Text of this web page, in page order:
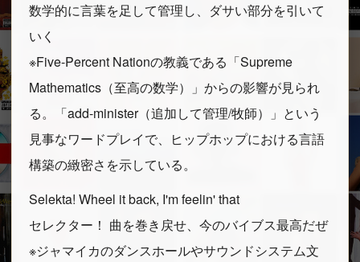
数学的に言葉を足して管理し、ダサい部分を引いて
いく
※Five-Percent Nationの教義である「Supreme
Mathematics（至高の数学）」からの影響が見られ
る。「add-minister（追加して管理/牧師）」という
見事なワードプレイで、ヒップホップにおける言語
構築の緻密さを示している。
Selekta! Wheel it back, I'm feelin' that
セレクター！ 曲を巻き戻せ、今のバイブス最高だぜ
※ジャマイカのダンスホールやサウンドシステム文